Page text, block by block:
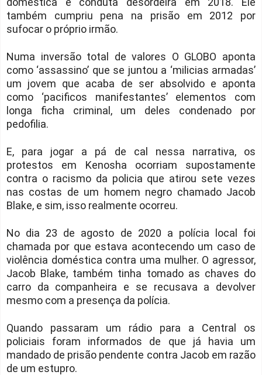
também cumpriu pena na prisão em 2012 por
sufocar o próprio irmão.
Numa inversão total de valores O GLOBO aponta
como ‘assassino’ que se juntou a ‘milicias armadas’
um jovem que acaba de ser absolvido e aponta
como ‘pacificos manifestantes’ elementos com
longa ficha criminal, um deles condenado por
pedofilia.
E, para jogar a pá de cal nessa narrativa, os
protestos em Kenosha ocorriam supostamente
contra o racismo da policia que atirou sete vezes
nas costas de um homem negro chamado Jacob
Blake, e sim, isso realmente ocorreu.
No dia 23 de agosto de 2020 a polícia local foi
chamada por que estava acontecendo um caso de
violência doméstica contra uma mulher. O agressor,
Jacob Blake, também tinha tomado as chaves do
carro da companheira e se recusava a devolver
mesmo com a presença da polícia.
Quando passaram um rádio para a Central os
policiais foram informados de que já havia um
mandado de prisão pendente contra Jacob em razão
de um estupro.